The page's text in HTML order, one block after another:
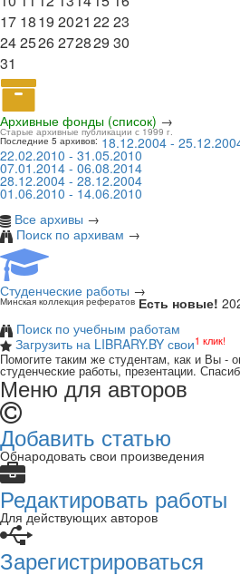
17 1819 2021 2223
242526272829 30
31
Архивные фонды (список) →
Старые архивные публикации с 1999 г.
Последние 5 архивов: 18.12.2004 -
22.02.2010 - 31.05.2010
07.01.2014 - 06.08.2014
28.12.2004 - 28.12.2004
01.06.2010 - 14.06.2010
Все архивы →
Поиск по архивам →
Студенческие работы →
Минская коллекция рефератов Есть новые!
Поиск по учебным работам
Загрузить на LIBRARY.BY свои1 клик!
Помогите таким же студентам, как и Вы -
студенческие работы, презентации.
Меню для авторов
Добавить статью
Обнародовать свои произведения
Редактировать работы
Для действующих авторов
Зарегистрироваться